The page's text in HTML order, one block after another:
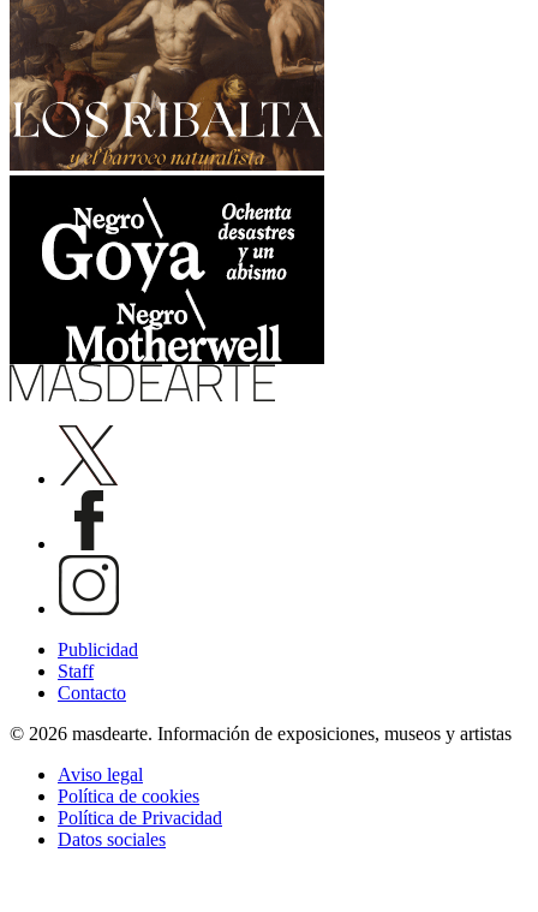
Publicidad
Staff
Contacto
© 2026 masdearte. Información de exposiciones, museos y artistas
Aviso legal
Política de cookies
Política de Privacidad
Datos sociales